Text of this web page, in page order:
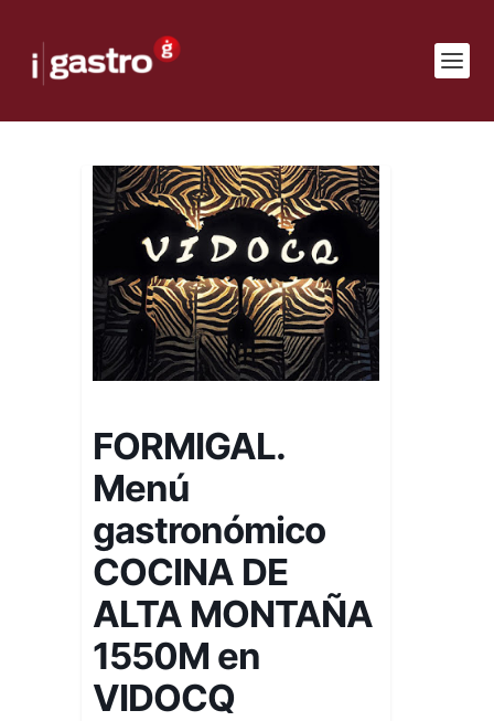
FORMIGAL.
Menú
gastronómico
COCINA DE
ALTA MONTAÑA
1550M en
VIDOCQ